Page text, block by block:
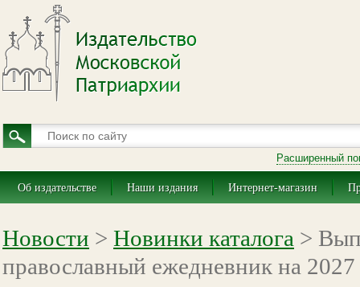
Расширенный
Об издательстве Наши издания Интернет-магазин
Новости > Новинки каталога >
православный ежедневник на 2027